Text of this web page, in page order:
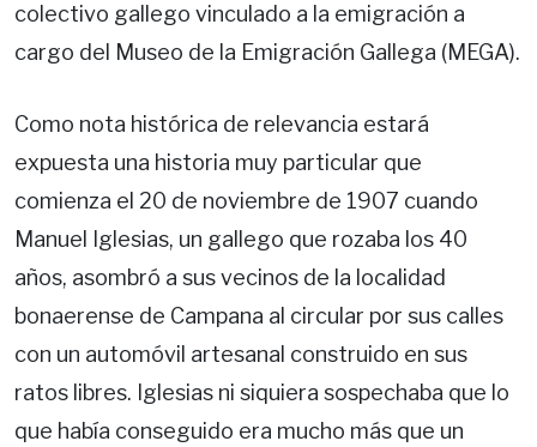
colectivo gallego vinculado a la emigración a
cargo del Museo de la Emigración Gallega (MEGA).
Como nota histórica de relevancia estará
expuesta una historia muy particular que
comienza el 20 de noviembre de 1907 cuando
Manuel Iglesias, un gallego que rozaba los 40
años, asombró a sus vecinos de la localidad
bonaerense de Campana al circular por sus calles
con un automóvil artesanal construido en sus
ratos libres. Iglesias ni siquiera sospechaba que lo
que había conseguido era mucho más que un